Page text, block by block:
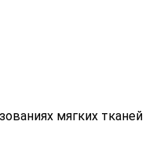
мягких тканей